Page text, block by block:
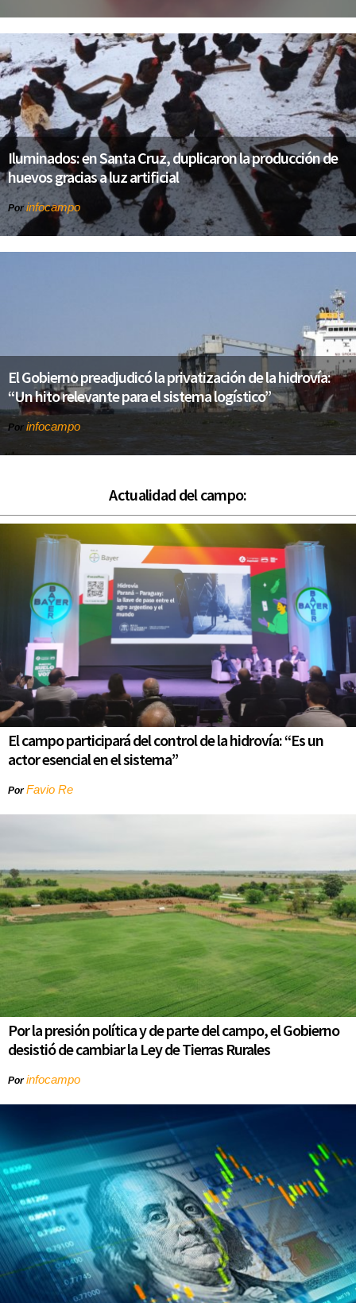
Iluminados: en Santa Cruz, duplicaron la producción de
huevos gracias a luz artificial
Porinfocampo
El Gobierno preadjudicó la privatización de la hidrovía:
“Un hito relevante para el sistema logístico”
Por infocampo
Actualidad del campo:
El campo participará del control de la hidrovía: “Es un
actor esencial en el sistema”
PorFavio Re
Por la presión política y de parte del campo, el Gobierno
desistió de cambiar la Ley de Tierras Rurales
Porinfocampo